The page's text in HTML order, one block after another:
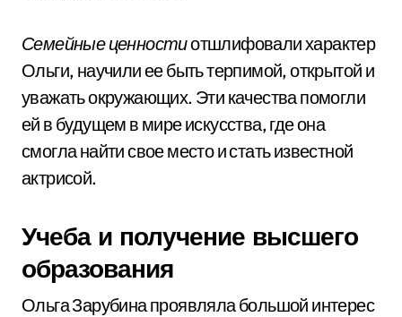
Семейные ценностиотшлифовали характер
Ольги, научили ее быть терпимой, открытой и
уважать окружающих. Эти качества помогли
ей в будущем в мире искусства, где она
смогла найти свое место и стать известной
актрисой.
Учеба и получение высшего
образования
Ольга Зарубина проявляла большой интерес